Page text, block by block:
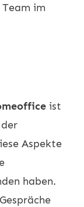
im
ist
Aspekte
haben.